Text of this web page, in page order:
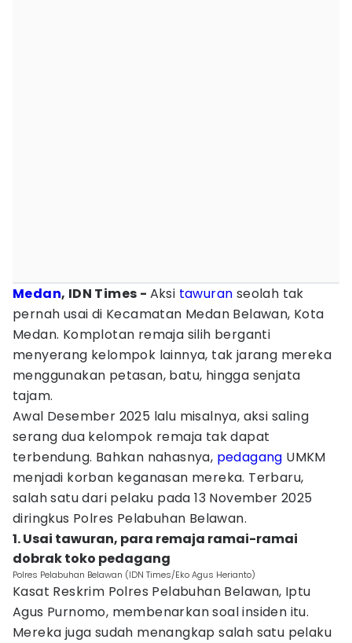
Medan, IDN Times - Aksi tawuran seolah tak
pernah usai di Kecamatan Medan Belawan, Kota
Medan. Komplotan remaja silih berganti
menyerang kelompok lainnya, tak jarang mereka
menggunakan petasan, batu, hingga senjata
tajam.
Awal Desember 2025 lalu misalnya, aksi saling
serang dua kelompok remaja tak dapat
terbendung. Bahkan nahasnya, pedagang UMKM
menjadi korban keganasan mereka. Terbaru,
salah satu dari pelaku pada 13 November 2025
diringkus Polres Pelabuhan Belawan.
1. Usai tawuran, para remaja ramai-ramai
dobrak toko pedagang
Polres Pelabuhan Belawan (IDN Times/Eko Agus Herianto)
Kasat Reskrim Polres Pelabuhan Belawan, Iptu
Agus Purnomo, membenarkan soal insiden itu.
Mereka juga sudah menangkap salah satu pelaku